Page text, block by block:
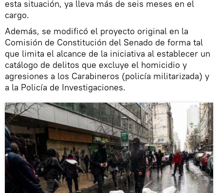
esta situación, ya lleva más de seis meses en el
cargo.
Además, se modificó el proyecto original en la
Comisión de Constitución del Senado de forma tal
que limita el alcance de la iniciativa al establecer un
catálogo de delitos que excluye el homicidio y
agresiones a los Carabineros (policía militarizada) y
a la Policía de Investigaciones.